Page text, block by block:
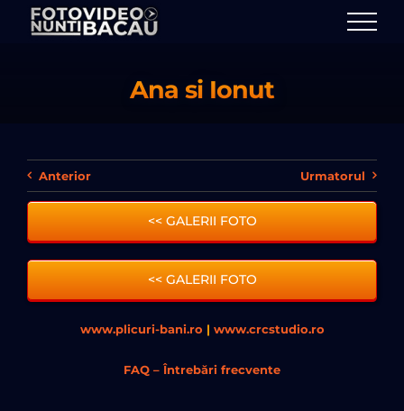
Ana si Ionut
Anterior Urmatorul
<< GALERII FOTO
<< GALERII FOTO
www.plicuri-bani.ro | www.crcstudio.ro
FAQ – Întrebări frecvente